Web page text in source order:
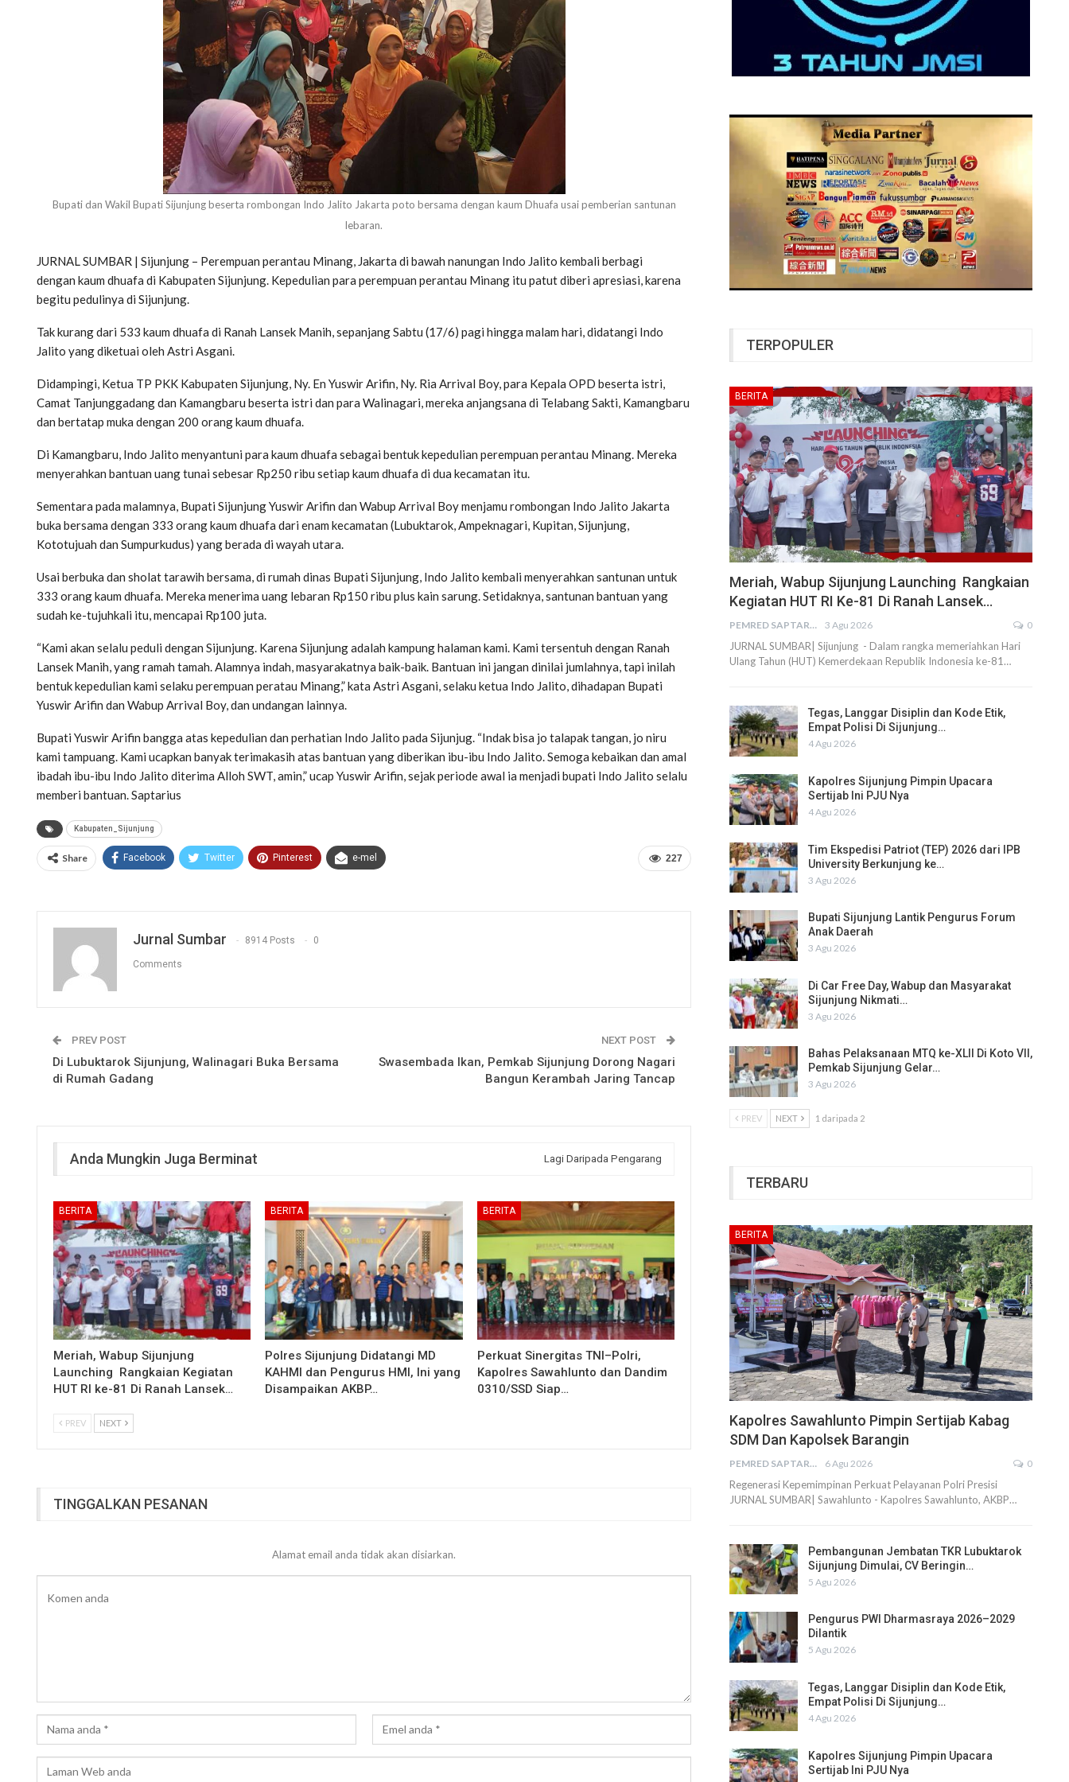
Bupati dan Wakil Bupati Sijunjung beserta rombongan Indo Jalito Jakarta poto bersama dengan kaum Dhuafa usai pemberian santunan
lebaran.
JURNAL SUMBAR | Sijunjung – Perempuan perantau Minang, Jakarta di bawah nanungan Indo Jalito kembali berbagi
dengan kaum dhuafa di Kabupaten Sijunjung. Kepedulian para perempuan perantau Minang itu patut diberi apresiasi, karena
begitu pedulinya di Sijunjung.
Tak kurang dari 533 kaum dhuafa di Ranah Lansek Manih, sepanjang Sabtu (17/6) pagi hingga malam hari, didatangi Indo
Jalito yang diketuai oleh Astri Asgani.
Didampingi, Ketua TP PKK Kabupaten Sijunjung, Ny. En Yuswir Arifin, Ny. Ria Arrival Boy, para Kepala OPD beserta istri,
Camat Tanjunggadang dan Kamangbaru beserta istri dan para Walinagari, mereka anjangsana di Telabang Sakti, Kamangbaru
dan bertatap muka dengan 200 orang kaum dhuafa.
Di Kamangbaru, Indo Jalito menyantuni para kaum dhuafa sebagai bentuk kepedulian perempuan perantau Minang. Mereka
menyerahkan bantuan uang tunai sebesar Rp250 ribu setiap kaum dhuafa di dua kecamatan itu.
Sementara pada malamnya, Bupati Sijunjung Yuswir Arifin dan Wabup Arrival Boy menjamu rombongan Indo Jalito Jakarta
buka bersama dengan 333 orang kaum dhuafa dari enam kecamatan (Lubuktarok, Ampeknagari, Kupitan, Sijunjung,
Kototujuah dan Sumpurkudus) yang berada di wayah utara.
Usai berbuka dan sholat tarawih bersama, di rumah dinas Bupati Sijunjung, Indo Jalito kembali menyerahkan santunan untuk
333 orang kaum dhuafa. Mereka menerima uang lebaran Rp150 ribu plus kain sarung. Setidaknya, santunan bantuan yang
sudah ke-tujuhkali itu, mencapai Rp100 juta.
“Kami akan selalu peduli dengan Sijunjung. Karena Sijunjung adalah kampung halaman kami. Kami tersentuh dengan Ranah
Lansek Manih, yang ramah tamah. Alamnya indah, masyarakatnya baik-baik. Bantuan ini jangan dinilai jumlahnya, tapi inilah
bentuk kepedulian kami selaku perempuan peratau Minang,” kata Astri Asgani, selaku ketua Indo Jalito, dihadapan Bupati
Yuswir Arifin dan Wabup Arrival Boy, dan undangan lainnya.
Bupati Yuswir Arifin bangga atas kepedulian dan perhatian Indo Jalito pada Sijunjug. “Indak bisa jo talapak tangan, jo niru
kami tampuang. Kami ucapkan banyak terimakasih atas bantuan yang diberikan ibu-ibu Indo Jalito. Semoga kebaikan dan amal
ibadah ibu-ibu Indo Jalito diterima Alloh SWT, amin,” ucap Yuswir Arifin, sejak periode awal ia menjadi bupati Indo Jalito selalu
memberi bantuan. Saptarius
Kabupaten_Sijunjung
227
Share Facebook Twitter Pinterest e-mel
Jurnal Sumbar 8914 Posts 0
Comments
PREV POST
Di Lubuktarok Sijunjung, Walinagari Buka Bersama
di Rumah Gadang
NEXT POST
Swasembada Ikan, Pemkab Sijunjung Dorong Nagari
Bangun Kerambah Jaring Tancap
Anda Mungkin Juga Berminat Lagi Daripada Pengarang
BERITA
Meriah, Wabup Sijunjung
Launching Rangkaian Kegiatan
HUT RI ke-81 Di Ranah Lansek…
BERITA
Polres Sijunjung Didatangi MD
KAHMI dan Pengurus HMI, Ini yang
Disampaikan AKBP…
BERITA
Perkuat Sinergitas TNI–Polri,
Kapolres Sawahlunto dan Dandim
0310/SSD Siap…
PREV NEXT
TINGGALKAN PESANAN
Alamat email anda tidak akan disiarkan.
TERPOPULER
BERITA
Meriah, Wabup Sijunjung Launching Rangkaian
Kegiatan HUT RI Ke-81 Di Ranah Lansek…
PEMRED SAPTARIUS 3 Agu 2026 0
JURNAL SUMBAR| Sijunjung - Dalam rangka memeriahkan Hari
Ulang Tahun (HUT) Kemerdekaan Republik Indonesia ke-81…
Tegas, Langgar Disiplin dan Kode Etik,
Empat Polisi Di Sijunjung…
4 Agu 2026
Kapolres Sijunjung Pimpin Upacara
Sertijab Ini PJU Nya
4 Agu 2026
Tim Ekspedisi Patriot (TEP) 2026 dari IPB
University Berkunjung ke…
3 Agu 2026
Bupati Sijunjung Lantik Pengurus Forum
Anak Daerah
3 Agu 2026
Di Car Free Day, Wabup dan Masyarakat
Sijunjung Nikmati…
3 Agu 2026
Bahas Pelaksanaan MTQ ke-XLII Di Koto VII,
Pemkab Sijunjung Gelar…
3 Agu 2026
PREV NEXT 1 daripada 2
TERBARU
BERITA
Kapolres Sawahlunto Pimpin Sertijab Kabag
SDM Dan Kapolsek Barangin
PEMRED SAPTARIUS 6 Agu 2026 0
Regenerasi Kepemimpinan Perkuat Pelayanan Polri Presisi
JURNAL SUMBAR| Sawahlunto - Kapolres Sawahlunto, AKBP…
Pembangunan Jembatan TKR Lubuktarok
Sijunjung Dimulai, CV Beringin…
5 Agu 2026
Pengurus PWI Dharmasraya 2026–2029
Dilantik
5 Agu 2026
Tegas, Langgar Disiplin dan Kode Etik,
Empat Polisi Di Sijunjung…
4 Agu 2026
Kapolres Sijunjung Pimpin Upacara
Sertijab Ini PJU Nya